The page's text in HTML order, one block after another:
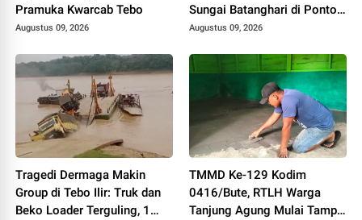
Pramuka Kwarcab Tebo
Augustus 09, 2026
Sungai Batanghari di Ponton
Makin Group, 1 MD
Augustus 09, 2026
Tragedi Dermaga Makin
Group di Tebo Ilir: Truk dan
Beko Loader Terguling, 1
TMMD Ke-129 Kodim
0416/Bute, RTLH Warga
Tanjung Agung Mulai Tampil